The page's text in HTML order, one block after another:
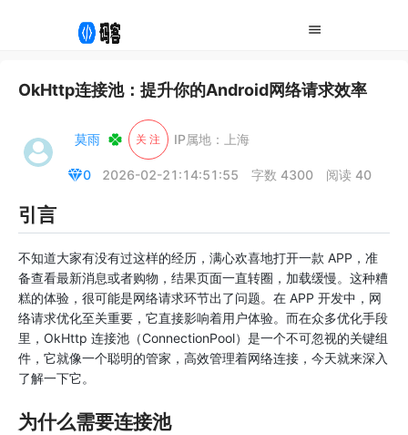
OkHttp连接池：提升你的Android网络请求效率
莫雨 关 注 IP属地：上海
0 2026-02-21:14:51:55 字数 4300 阅读 40
引言
不知道大家有没有过这样的经历，满心欢喜地打开一款 APP，准
备查看最新消息或者购物，结果页面一直转圈，加载缓慢。这种糟
糕的体验，很可能是网络请求环节出了问题。在 APP 开发中，网
络请求优化至关重要，它直接影响着用户体验。而在众多优化手段
里，OkHttp 连接池（ConnectionPool）是一个不可忽视的关键组
件，它就像一个聪明的管家，高效管理着网络连接，今天就来深入
了解一下它。
为什么需要连接池